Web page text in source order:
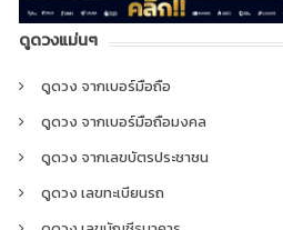
ดูดวงแม่นๆ
ดูดวง จากเบอร์มือถือ
ดูดวง จากเบอร์มือถือมงคล
ดูดวง จากเลขบัตรประชาชน
ดูดวง เลขทะเบียนรถ